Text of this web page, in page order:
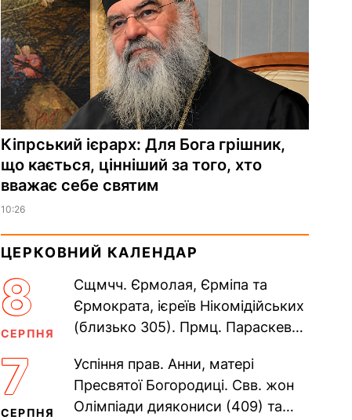
Кіпрський ієрарх: Для Бога грішник,
що кається, цінніший за того, хто
вважає себе святим
10:26
ЦЕРКОВНИЙ КАЛЕНДАР
8
СЕРПНЯ
Сщмчч. Єрмолая, Єрміпа та
Єрмократа, ієреїв Нікомідійських
(близько 305). Прмц. Параскеви
Печерського, в Ближніх...
7
СЕРПНЯ
Успіння прав. Анни, матері
Пресвятої Богородиці. Свв. жон
Олімпіади диякониси (409) та